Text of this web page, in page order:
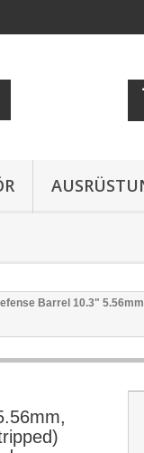
Barrel 10.3"